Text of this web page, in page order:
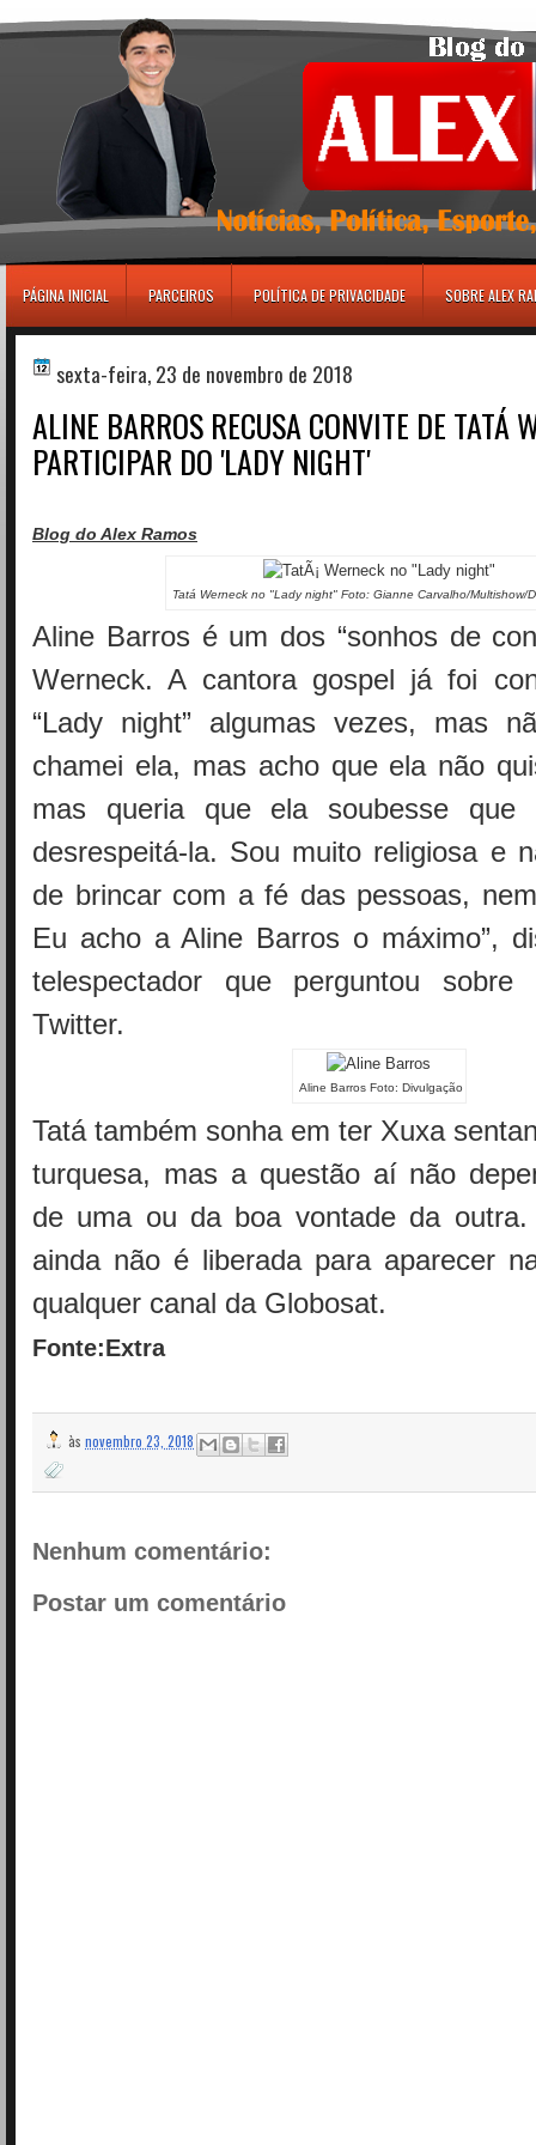
PÁGINA INICIAL PARCEIROS POLÍTICA DE PRIVACIDADE SOBRE ALEX
sexta-feira, 23 de novembro de 2018
ALINE BARROS RECUSA CONVITE DE TATÁ
PARTICIPAR DO 'LADY NIGHT'
Blog do Alex Ramos
Tatá Werneck no "Lady night" Foto: Gianne Carvalho/Multishow/
Aline Barros é um dos “sonhos de
Werneck. A cantora gospel já foi
“Lady night” algumas vezes, mas
chamei ela, mas acho que ela não
mas queria que ela soubesse que
desrespeitá-la. Sou muito religiosa e
de brincar com a fé das pessoas,
Eu acho a Aline Barros o máximo”,
telespectador que perguntou
Twitter.
Aline Barros Foto: Divulgação
Tatá também sonha em ter Xuxa
turquesa, mas a questão aí não
de uma ou da boa vontade da
ainda não é liberada para aparecer
qualquer canal da Globosat.
Fonte:Extra
às novembro 23, 2018
Nenhum comentário:
Postar um comentário